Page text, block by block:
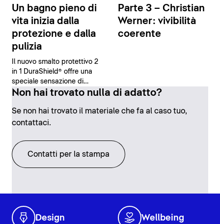
Un bagno pieno di
vita inizia dalla
protezione e dalla
pulizia
Il nuovo smalto protettivo 2
in 1 DuraShield® offre una
speciale sensazione di
sicurezza e comfort grazie
antibatteriche e alla facilità
di pulizia.
Parte 3 – Christian
Werner: vivibilità
coerente
Non hai trovato nulla di adatto?
Se non hai trovato il materiale che fa al caso tuo,
contattaci.
Contatti per la stampa
Design Wellbeing